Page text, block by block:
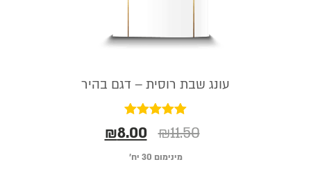
עונג שבת רוסית – דגם בהיר
5.00
₪11.50
₪8.00
מינימום 30 יח׳